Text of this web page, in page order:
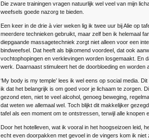
Die zware trainingen vragen natuurlijk wel veel van mijn
weefsels goede nazorg te bieden.
Een keer in de drie à vier weken lig ik twee uur bij Alie op
meerdere technieken gebruikt, maar zelf ben ik helemaal
diepgaande massagetechniek zorgt niet alleen voor een
bindweefsel. Dat heeft als bijkomend voordeel, dat ook
vochtophopingen en verklevingen worden losgemaakt. En
werk. Daarnaast stimuleert het de doorbloeding en worden
‘My body is my temple’ lees ik wel eens op social media.
ik dat het belangrijk is om goed voor je lichaam te zorgen.
gezond eten, niet te veel alcohol, genoeg beweging,
dat weten we allemaal wel. Toch blijkt dit makkelijker
tafel als een moment om te ontstressen, terwijl alle knopen
Door het hotelleven, wat ik vooral in het hoogseizoen leid,
echt even doorpakken met gevoel in de vingers kom ik